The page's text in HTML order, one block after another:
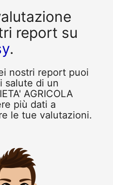
report su
.
nostri report puoi
salute di un
AGRICOLA
più dati a
le tue valutazioni.